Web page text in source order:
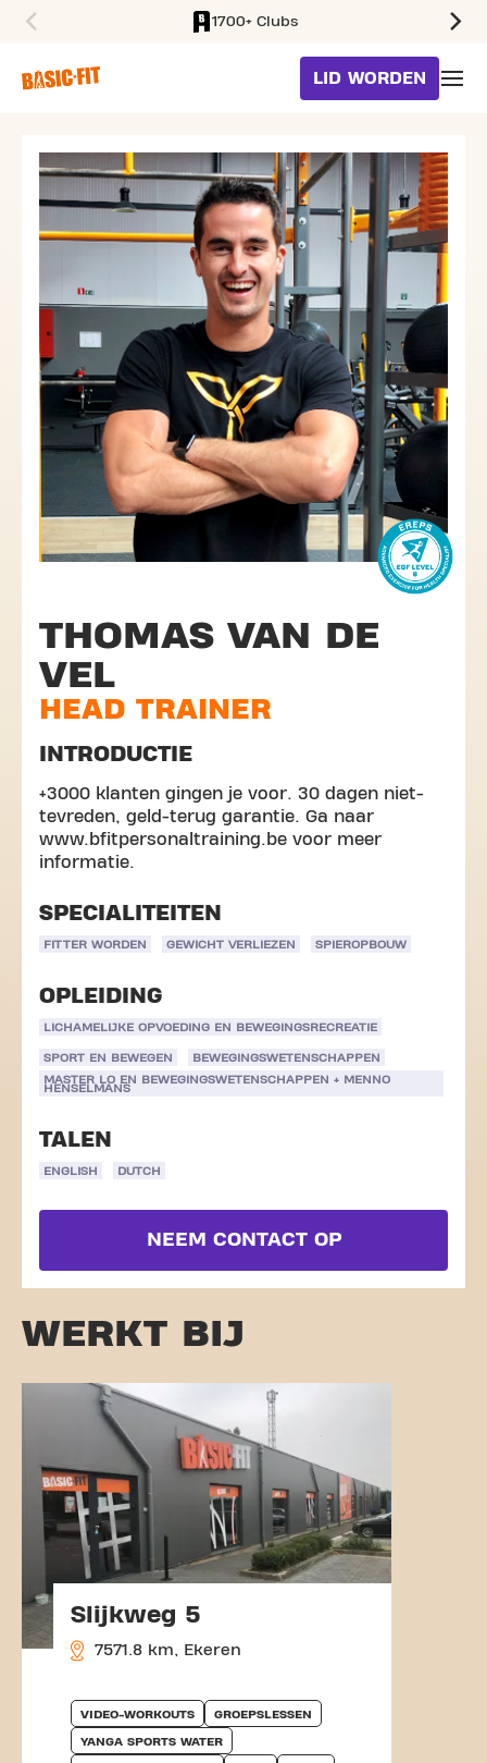
1700+ Clubs
LID WORDEN
THOMAS VAN DE
VEL
HEAD TRAINER
INTRODUCTIE
+3000 klanten gingen je voor. 30 dagen niet-
tevreden, geld-terug garantie. Ga naar
www.bfitpersonaltraining.be voor meer
informatie.
SPECIALITEITEN
FITTER WORDEN GEWICHT VERLIEZEN SPIEROPBOUW
OPLEIDING
LICHAMELIJKE OPVOEDING EN BEWEGINGSRECREATIE
SPORT EN BEWEGEN
BEWEGINGSWETENSCHAPPEN
MASTER LO EN BEWEGINGSWETENSCHAPPEN + MENNO
HENSELMANS
TALEN
ENGLISH DUTCH
NEEM CONTACT OP
WERKT BIJ
Slijkweg 5
7571.8 km, Ekeren
VIDEO-WORKOUTS GROEPSLESSEN
YANGA SPORTS WATER